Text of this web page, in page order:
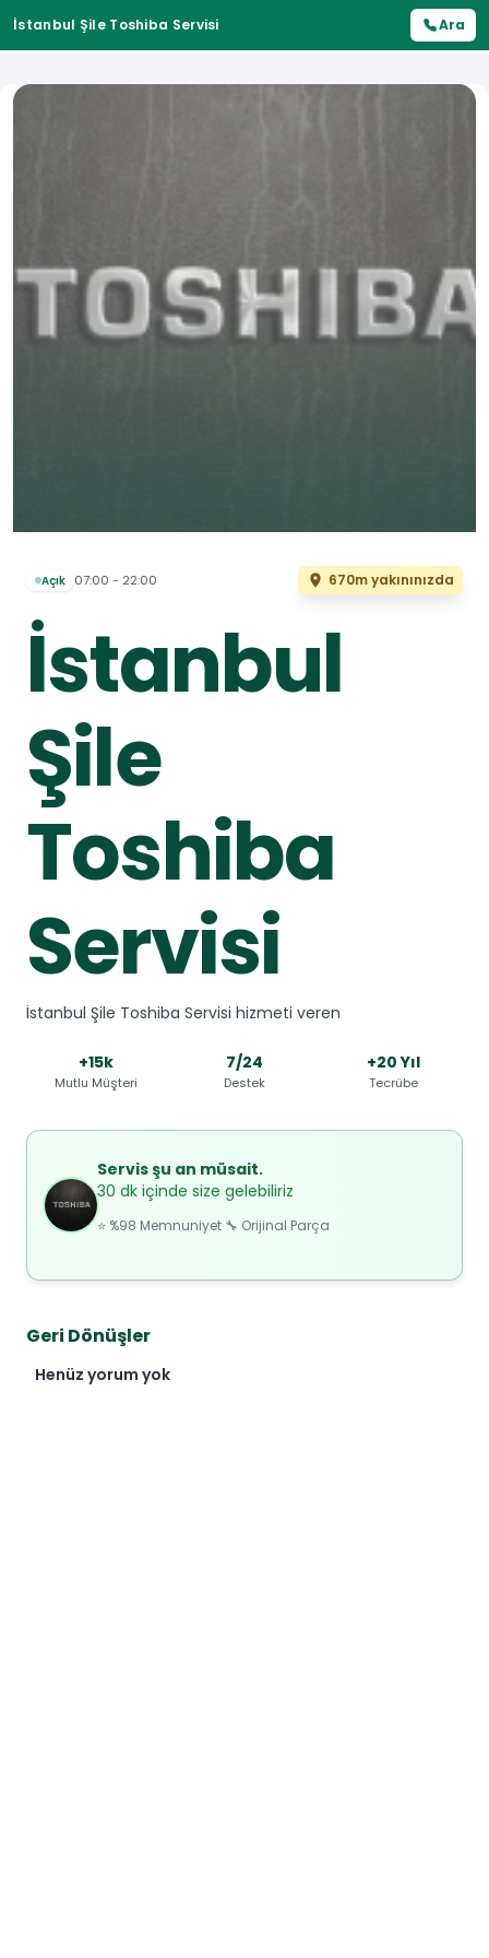
İstanbul Şile Toshiba Servisi Ara
Açık 07:00 - 22:00 670m yakınınızda
İstanbul
Şile
Toshiba
Servisi
İstanbul Şile Toshiba Servisi hizmeti veren
+15k
Mutlu Müşteri
7/24
Destek
+20 Yıl
Tecrübe
Servis şu an müsait.
30 dk içinde size gelebiliriz
⭐ %98 Memnuniyet 🔧 Orijinal Parça
Geri Dönüşler
Henüz yorum yok